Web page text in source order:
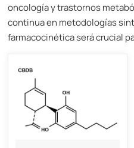
oncología y trastornos
continua en metodologías
farmacocinética será crucial